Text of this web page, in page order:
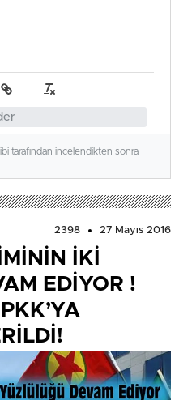
tarafından incelendikten sonra
2398 27 Mayıs 2016
İKİ
EDİYOR !